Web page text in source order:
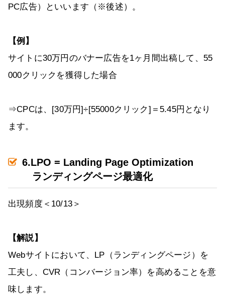
PC広告）といいます（※後述）。
【例】
サイトに30万円のバナー広告を1ヶ月間出稿して、55
000クリックを獲得した場合
⇒CPCは、[30万円]÷[55000クリック]＝5.45円となり
ます。
6.LPO = Landing Page Optimization
ランディングページ最適化
出現頻度＜10/13＞
【解説】
Webサイトにおいて、LP（ランディングページ）を
工夫し、CVR（コンバージョン率）を高めることを意
味します。